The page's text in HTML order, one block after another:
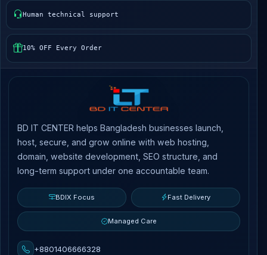
Human technical support
10% OFF Every Order
BD IT CENTER helps Bangladesh businesses launch,
host, secure, and grow online with web hosting,
domain, website development, SEO structure, and
long-term support under one accountable team.
BDIX Focus Fast Delivery
Managed Care
+8801406666328